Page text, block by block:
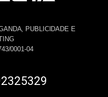
PUBLICIDADE E
0001-04